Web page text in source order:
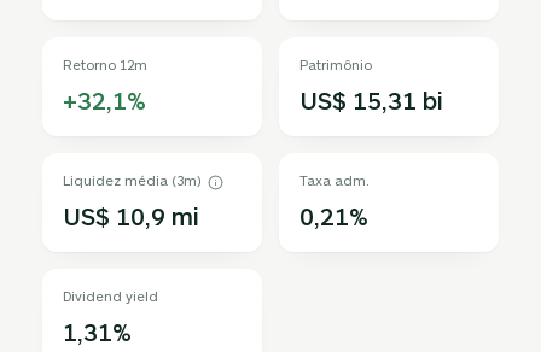
Retorno 12m
+32,1%
Patrimônio
US$ 15,31 bi
Liquidez média (3m)
US$ 10,9 mi
Taxa adm.
0,21%
Dividend yield
1,31%